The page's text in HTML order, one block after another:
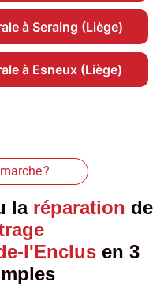
à Seraing (Liège)
à Esneux (Liège)
?
la réparation de
l'Enclusen 3